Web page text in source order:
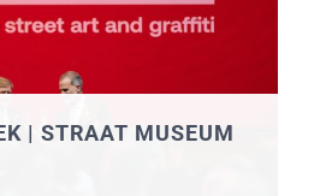
| STRAAT MUSEUM